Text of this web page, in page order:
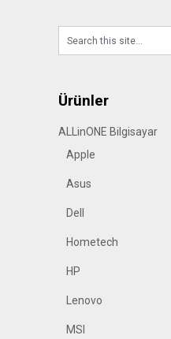
Ürünler
ALLinONE Bilgisayar
Apple
Asus
Dell
Hometech
HP
Lenovo
MSI